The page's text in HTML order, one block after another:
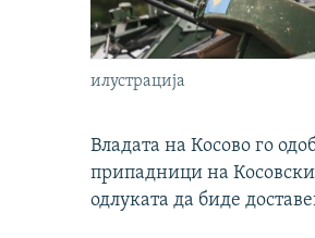
илустрација
Владата на Косово го
припадници на
одлуката да биде